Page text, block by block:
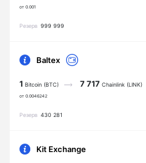
от 0.001
Резерв 999 999
Baltex
1 Bitcoin (BTC)
от 0.0046242
7 717 Chainlink (LINK)
Резерв 430 281
Kit Exchange